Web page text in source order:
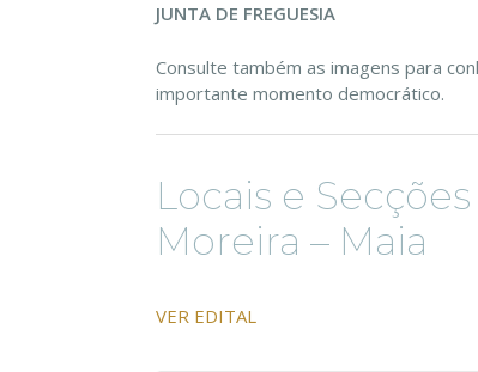
JUNTA DE FREGUESIA
Consulte também as imagens para
importante momento democrático.
Locais e
Moreira – Maia
VER EDITAL